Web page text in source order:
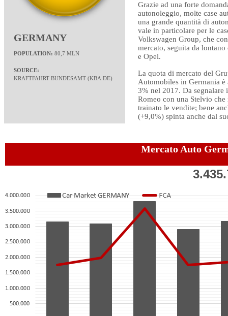
GERMANY
POPULATION: 80,7 MLN
SOURCE:
KRAFTFAHRT BUNDESAMT (KBA.DE)
Grazie ad una forte
autonoleggio, molte case
una grande quantità di
vale in particolare per le
Volkswagen Group, che
mercato, seguita da
e Opel.
La quota di mercato del
Automobiles in Germania è
3% nel 2017. Da
Romeo con una Stelvio
trainato le vendite; bene
(+9,0%) spinta anche dal
Mercato Auto